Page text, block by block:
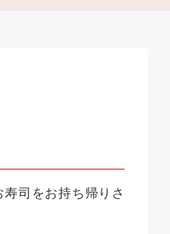
司をお持ち帰りさ